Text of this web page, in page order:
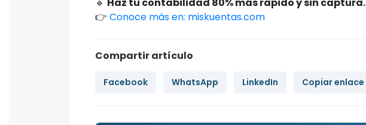
👉 Conoce más en: miskuentas.com
Compartir artículo
Facebook WhatsApp LinkedIn Copiar enlace